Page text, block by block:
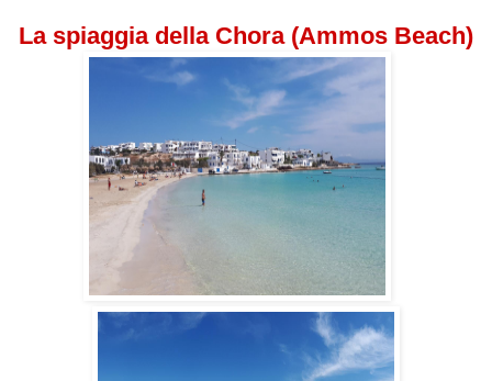
La spiaggia della Chora (Ammos Beach)